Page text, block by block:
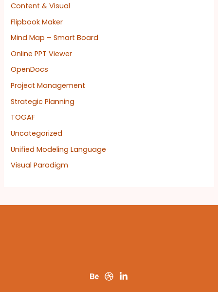
Content & Visual
Flipbook Maker
Mind Map – Smart Board
Online PPT Viewer
OpenDocs
Project Management
Strategic Planning
TOGAF
Uncategorized
Unified Modeling Language
Visual Paradigm